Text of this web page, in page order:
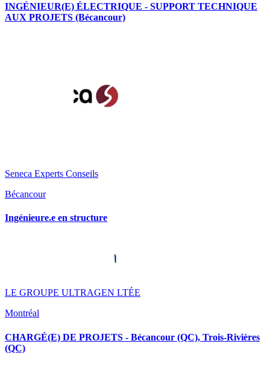
INGÉNIEUR(E) ÉLECTRIQUE - SUPPORT TECHNIQUE
AUX PROJETS (Bécancour)
Seneca Experts Conseils
Bécancour
Ingénieure.e en structure
LE GROUPE ULTRAGEN LTÉE
Montréal
CHARGÉ(E) DE PROJETS - Bécancour (QC), Trois-Rivières
(QC)